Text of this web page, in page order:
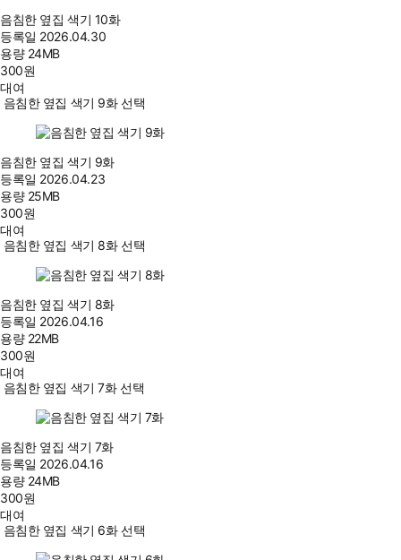
음침한 옆집 색기 10화
등록일 2026.04.30
용량 24MB
300원
대여
음침한 옆집 색기 9화 선택
음침한 옆집 색기 9화
등록일 2026.04.23
용량 25MB
300원
대여
음침한 옆집 색기 8화 선택
음침한 옆집 색기 8화
등록일 2026.04.16
용량 22MB
300원
대여
음침한 옆집 색기 7화 선택
음침한 옆집 색기 7화
등록일 2026.04.16
용량 24MB
300원
대여
음침한 옆집 색기 6화 선택